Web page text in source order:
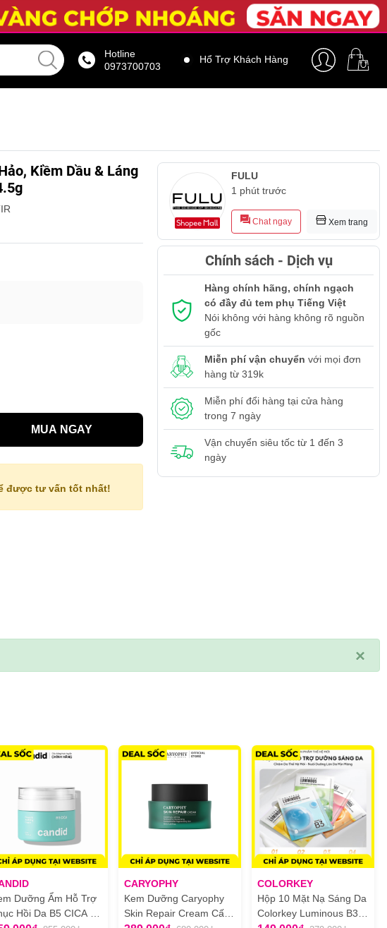
Hotline
0973700703
Hổ Trợ Khách Hàng
Kiềm Dầu & Láng
MUA NGAY
được tư vấn tốt nhất!
FULU
1 phút trước
Chat ngay Xem trang
Chính sách - Dịch vụ
Hàng chính hãng, chính ngạch
có đầy đủ tem phụ Tiếng Việt
Nói không với hàng không rõ nguồn
gốc
Miễn phí vận chuyển với mọi đơn
hàng từ 319k
Miễn phí đổi hàng tại cửa hàng
trong 7 ngày
Vận chuyển siêu tốc từ 1 đến 3
ngày
×
Dưỡng Ẩm Hỗ Trợ
Hồi Da B5 CICA -
CARYOPHY
Kem Dưỡng Caryophy
Skin Repair Cream Cấp
COLORKEY
Hộp 10 Mặt Nạ Sáng Da
Colorkey Luminous B3